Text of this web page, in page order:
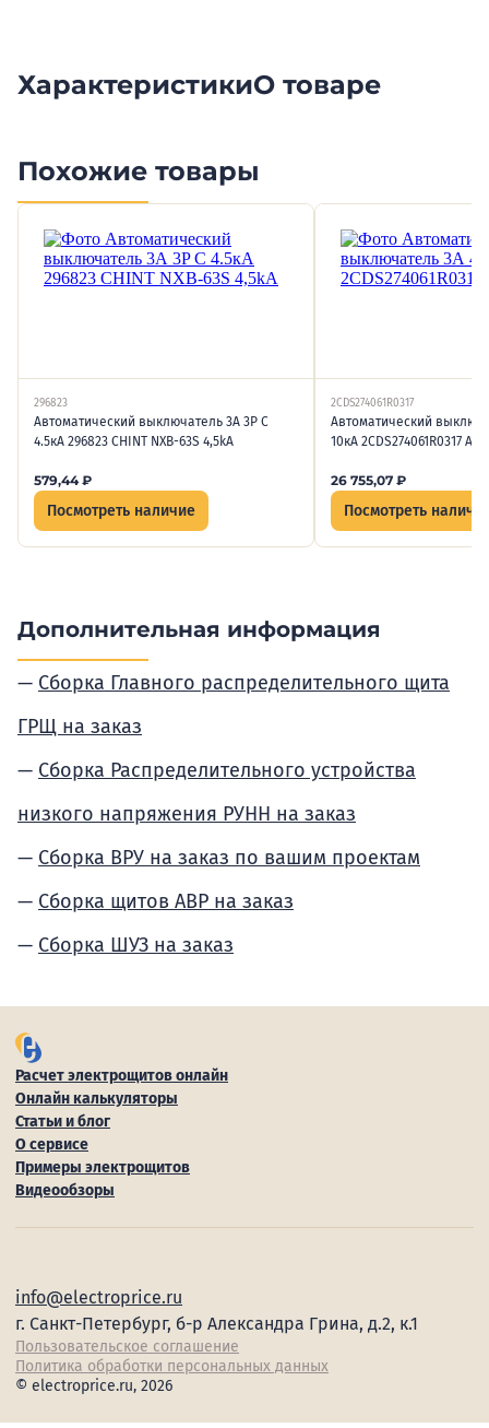
ХарактеристикиО товаре
Похожие товары
296823
Автоматический выключатель 3А 3P C
4.5кА 296823 CHINT NXB-63S 4,5kA
579,44₽
Посмотреть наличие
2CDS274061R0317
Автоматический
10кА 2CDS274061R0317
26 755,07 ₽
Посмотреть
Дополнительная информация
Сборка Главного распределительного щита
ГРЩ на заказ
Сборка Распределительного устройства
низкого напряжения РУНН на заказ
Сборка ВРУ на заказ по вашим проектам
Сборка щитов АВР на заказ
Сборка ШУЗ на заказ
Расчет электрощитов онлайн
Онлайн калькуляторы
Статьи и блог
О сервисе
Примеры электрощитов
Видеообзоры
info@electroprice.ru
г. Санкт-Петербург, б-р Александра Грина, д.2, к.1
Пользовательское соглашение
Политика обработки персональных данных
© electroprice.ru, 2026